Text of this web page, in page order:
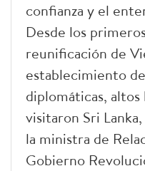
confianza y el
Desde los
reunificación de
establecimiento
diplomáticas,
visitaron Sri
la ministra de
Gobierno